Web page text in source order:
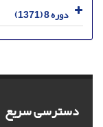
دوره 8 (1371)
دسترسی سریع